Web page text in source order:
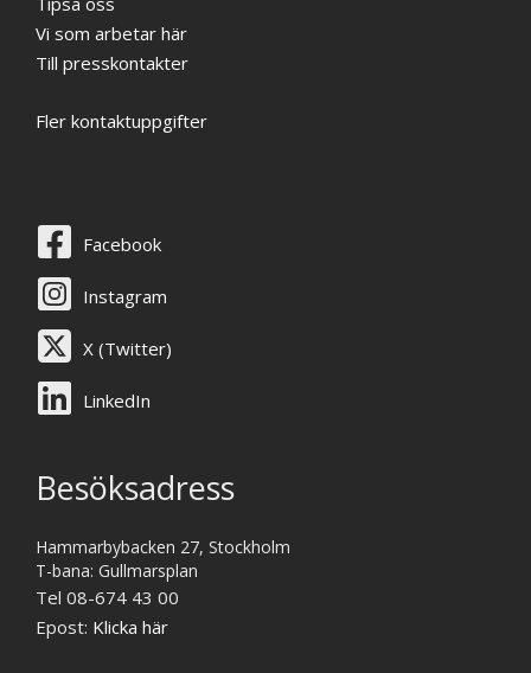
Vi som arbetar här
Till presskontakter
Fler kontaktuppgifter
Facebook
Instagram
X (Twitter)
LinkedIn
Besöksadress
Hammarbybacken 27, Stockholm
T-bana: Gullmarsplan
Tel 08-674 43 00
Epost: Klicka här